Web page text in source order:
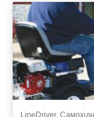
LineDriver.